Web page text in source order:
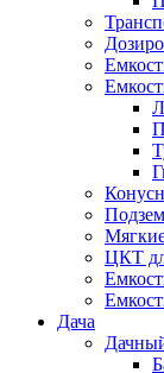
ЦКТ
Дача